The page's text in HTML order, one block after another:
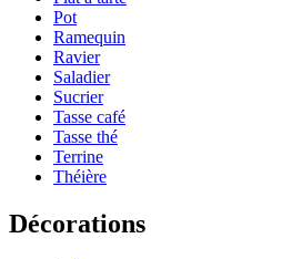
Pot
Ramequin
Ravier
Saladier
Sucrier
Tasse café
Tasse thé
Terrine
Théière
Décorations